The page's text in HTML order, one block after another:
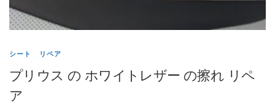
お問い合わせ
ヘッドライトリペア
シート リペア
プリウス の ホワイトレザー の擦れ リペ
ア